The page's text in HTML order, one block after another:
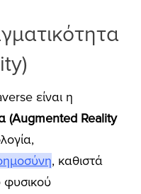
είναι η
(Augmented Reality
, καθιστά
φυσικού